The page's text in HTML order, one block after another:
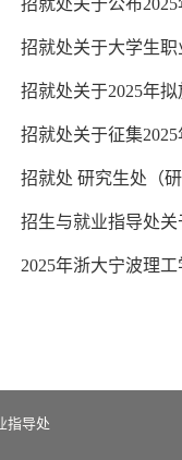
招就处关于公布
招就处关于大学生
招就处关于2025年
招就处关于征集
招就处 研究生处（
招生与就业指导处
2025年浙大宁波理
指导处